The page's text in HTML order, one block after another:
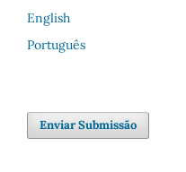
English
Português
Enviar Submissão